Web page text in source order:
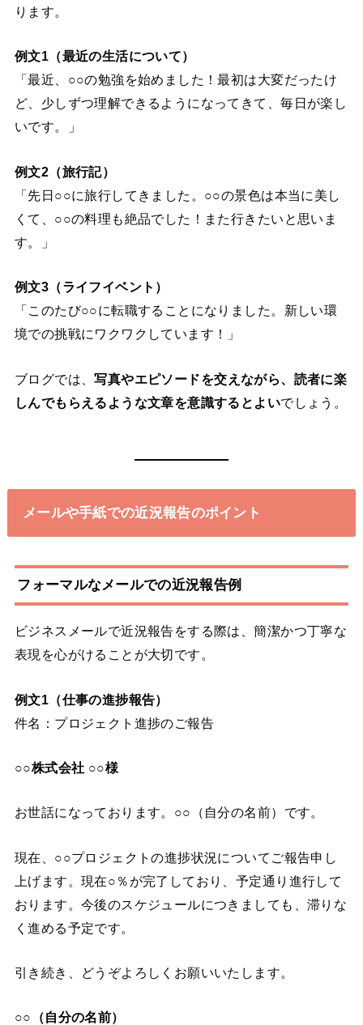
ります。
例文1（最近の生活について）
「最近、○○の勉強を始めました！最初は大変だったけ
ど、少しずつ理解できるようになってきて、毎日が楽し
いです。」
例文2（旅行記）
「先日○○に旅行してきました。○○の景色は本当に美し
くて、○○の料理も絶品でした！また行きたいと思いま
す。」
例文3（ライフイベント）
「このたび○○に転職することになりました。新しい環
境での挑戦にワクワクしています！」
ブログでは、写真やエピソードを交えながら、読者に楽
しんでもらえるような文章を意識するとよいでしょう。
メールや手紙での近況報告のポイント
フォーマルなメールでの近況報告例
ビジネスメールで近況報告をする際は、簡潔かつ丁寧な
表現を心がけることが大切です。
例文1（仕事の進捗報告）
件名：プロジェクト進捗のご報告
○○株式会社 ○○様
お世話になっております。○○（自分の名前）です。
現在、○○プロジェクトの進捗状況についてご報告申し
上げます。現在○％が完了しており、予定通り進行して
おります。今後のスケジュールにつきましても、滞りな
く進める予定です。
引き続き、どうぞよろしくお願いいたします。
○○（自分の名前）